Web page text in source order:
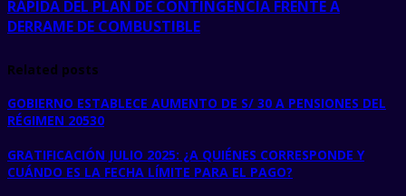
RÁPIDA DEL PLAN DE CONTINGENCIA FRENTE A
DERRAME DE COMBUSTIBLE
Related posts
GOBIERNO ESTABLECE AUMENTO DE S/ 30 A PENSIONES DEL
RÉGIMEN 20530
GRATIFICACIÓN JULIO 2025: ¿A QUIÉNES CORRESPONDE Y
CUÁNDO ES LA FECHA LÍMITE PARA EL PAGO?